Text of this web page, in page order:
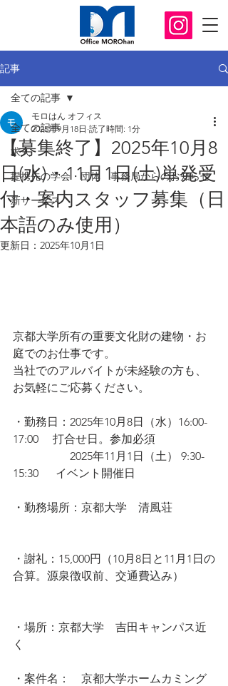
記事
全ての記事
求人
提携先の学会・団体 事務局からのお知らせ
新サービス
全ての記事
【募集終了】2025年10月8
日(水)・11月1日(土)単発受
付・案内スタッフ募集（日
本語のみ使用）
モロはん オフィス
2025年9月18日 読了時間: 1分
更新日： 2025年10月1日
京都大学所有の重要文化財の建物・お
庭でのお仕事です。
当社でのアルバイトが未経験の方も、
お気軽にご応募ください。
・勤務日： 2025年10月8日（水）16:00-
17:00 　打合せ日。参加必須
2025年11月1日（土） 9:30-
15:30　  イベント開催日
・勤務場所：京都大学　清風荘
・謝礼：15,000円（10月8日と11月1日の
合算。源泉徴収前、交通費込み）
・場所：京都大学　吉田キャンパス近
く
・案件名：　京都大学ホームカミング